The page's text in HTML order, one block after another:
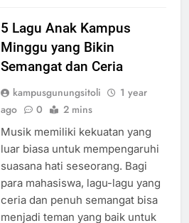
5 Lagu Anak Kampus
Minggu yang Bikin
Semangat dan Ceria
kampusgunungsitoli
1 year
ago
0 2 mins
Musik memiliki kekuatan yang
luar biasa untuk mempengaruhi
suasana hati seseorang. Bagi
para mahasiswa, lagu-lagu yang
ceria dan penuh semangat bisa
menjadi teman yang baik untuk